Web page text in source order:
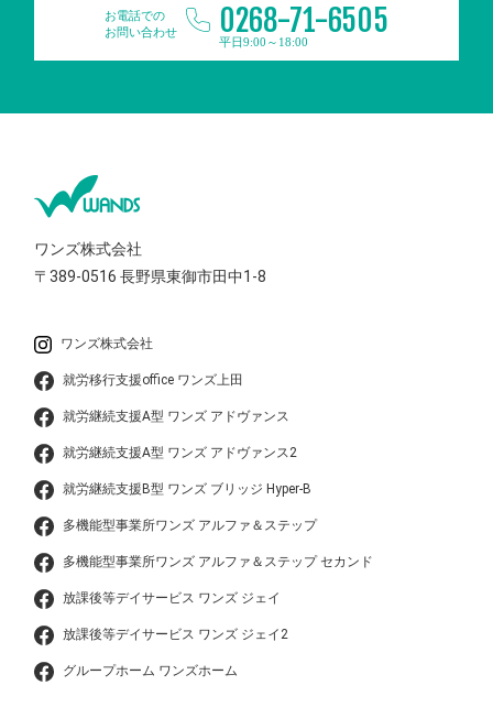
お電話での
お問い合わせ
0268-71-6505
平日9:00～18:00
ワンズ株式会社
〒389-0516長野県東御市田中1-8
ワンズ株式会社
就労移行支援office ワンズ上田
就労継続支援A型 ワンズ アドヴァンス
就労継続支援A型 ワンズ アドヴァンス2
就労継続支援B型 ワンズ ブリッジ Hyper-B
多機能型事業所ワンズ アルファ＆ステップ
多機能型事業所ワンズ アルファ＆ステップ セカンド
放課後等デイサービス ワンズ ジェイ
放課後等デイサービス ワンズ ジェイ2
グループホーム ワンズホーム